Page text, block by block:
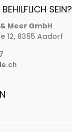
SEIN?
Meer GmbH
12, 8355 Aadorf